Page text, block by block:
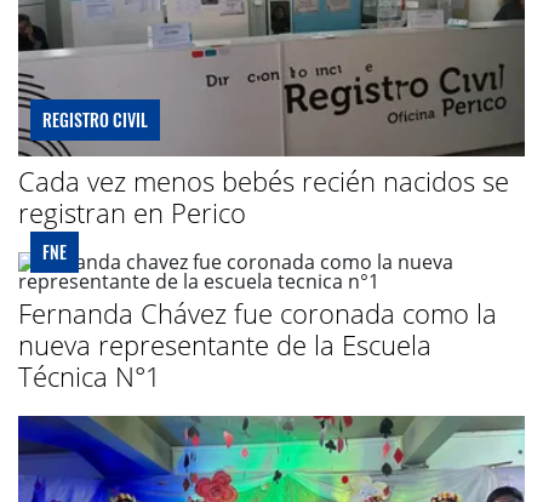
REGISTRO CIVIL
Cada vez menos bebés recién nacidos se
registran en Perico
FNE
Fernanda Chávez fue coronada como la
nueva representante de la Escuela
Técnica N°1